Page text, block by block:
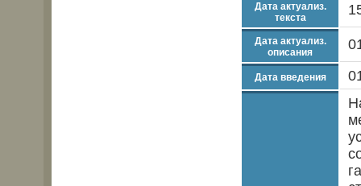
Дата актуализ.
текста
Дата актуализ.
описания
Дата введения